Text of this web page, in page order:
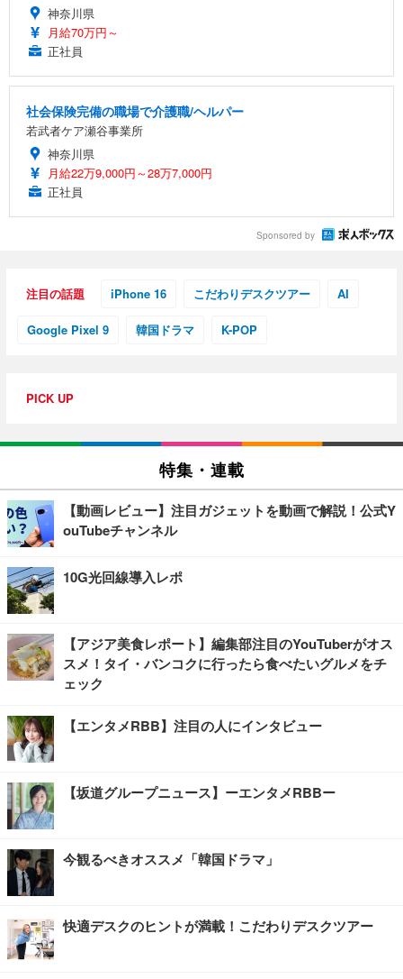
神奈川県
月給70万円～
正社員
社会保険完備の職場で介護職/ヘルパー
若武者ケア瀬谷事業所
神奈川県
月給22万9,000円～28万7,000円
正社員
Sponsored by
注目の話題 iPhone 16 こだわりデスクツアー AI
Google Pixel 9 韓国ドラマ K-POP
PICK UP
特集・連載
【動画レビュー】注目ガジェットを動画で解説！公式Y
ouTubeチャンネル
10G光回線導入レポ
【アジア美食レポート】編集部注目のYouTuberがオス
スメ！タイ・バンコクに行ったら食べたいグルメをチ
ェック
【エンタメRBB】注目の人にインタビュー
【坂道グループニュース】ーエンタメRBBー
今観るべきオススメ「韓国ドラマ」
快適デスクのヒントが満載！こだわりデスクツアー